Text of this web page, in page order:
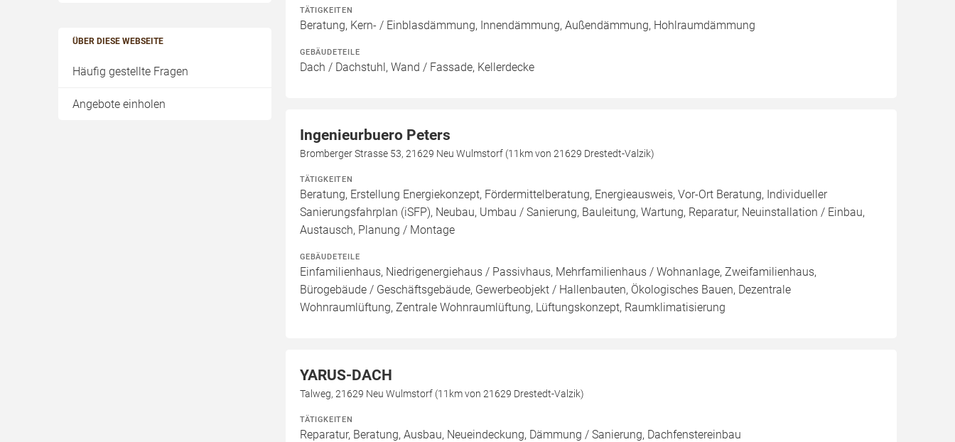
ÜBER DIESE WEBSEITE
Häufig gestellte Fragen
Angebote einholen
TÄTIGKEITEN
Beratung, Kern- / Einblasdämmung, Innendämmung, Außendämmung, Hohlraumdämmung
GEBÄUDETEILE
Dach / Dachstuhl, Wand / Fassade, Kellerdecke
Ingenieurbuero Peters
Bromberger Strasse 53, 21629 Neu Wulmstorf (11km von 21629 Drestedt-Valzik)
TÄTIGKEITEN
Beratung, Erstellung Energiekonzept, Fördermittelberatung, Energieausweis, Vor-Ort Beratung, Individueller
Sanierungsfahrplan (iSFP), Neubau, Umbau / Sanierung, Bauleitung, Wartung, Reparatur, Neuinstallation / Einbau,
Austausch, Planung / Montage
GEBÄUDETEILE
Einfamilienhaus, Niedrigenergiehaus / Passivhaus, Mehrfamilienhaus / Wohnanlage, Zweifamilienhaus,
Bürogebäude / Geschäftsgebäude, Gewerbeobjekt / Hallenbauten, Ökologisches Bauen, Dezentrale
Wohnraumlüftung, Zentrale Wohnraumlüftung, Lüftungskonzept, Raumklimatisierung
YARUS-DACH
Talweg, 21629 Neu Wulmstorf (11km von 21629 Drestedt-Valzik)
TÄTIGKEITEN
Reparatur, Beratung, Ausbau, Neueindeckung, Dämmung / Sanierung, Dachfenstereinbau